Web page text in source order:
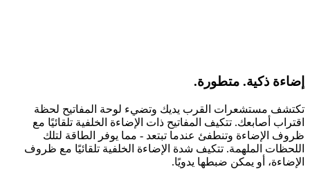
إضاءة ذكية. متطورة.
تكتشف مستشعرات القرب يديك وتضيء لوحة المفاتيح لحظة
اقتراب أصابعك. تتكيف المفاتيح ذات الإضاءة الخلفية تلقائيًا مع
ظروف الإضاءة وتنطفئ عندما تبتعد - مما يوفر الطاقة لتلك
اللحظات الملهمة. تتكيف شدة الإضاءة الخلفية تلقائيًا مع ظروف
الإضاءة، أو يمكن ضبطها يدويًا.